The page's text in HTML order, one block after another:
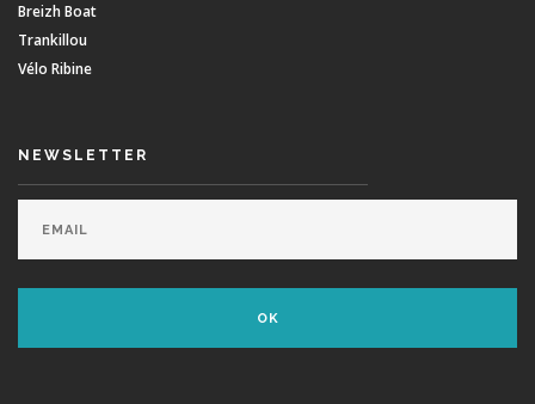
Breizh Boat
Trankillou
Vélo Ribine
NEWSLETTER